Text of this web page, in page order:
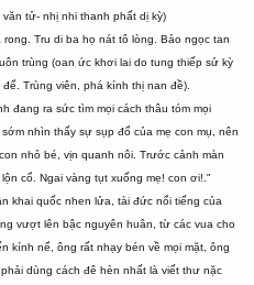
tử- nhị nhi thanh phất dị kỳ)
Tru di ba họ nát tô lòng. Bảo ngọc tan
trùng (oan ức khơi lai do tung thiếp sử kỳ
Trùng viên, phá kính thị nan đề).
đang ra sức tìm mọi cách thâu tóm mọi
nhìn thấy sự sụp đổ của mẹ con mụ, nên
nhỏ bé, vịn quanh nôi. Trước cảnh màn
cổ. Ngai vàng tụt xuống mẹ! con ơi!."
khai quốc nhen lửa, tài đức nổi tiếng của
vượt lên bậc nguyên huân, từ các vua cho
kính nể, ông rất nhạy bén về mọi mặt, ông
dùng cách đê hèn nhất là viết thư nặc